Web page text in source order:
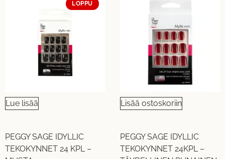
LOPPU
Lue lisää
PEGGY SAGE IDYLLIC
TEKOKYNNET 24 KPL –
Lisää ostoskoriin
PEGGY SAGE IDYLLIC
TEKOKYNNET 24KPL –